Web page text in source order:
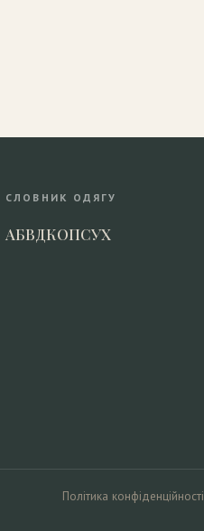
СЛОВНИК ОДЯГУ
АБВДКОПСУХ
Політика конфіденційності